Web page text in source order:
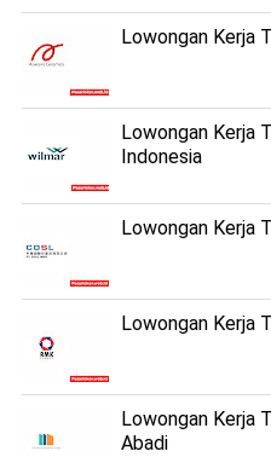
Lowongan Kerja
Lowongan Kerja
Indonesia
Lowongan Kerja
Lowongan Kerja
Lowongan Kerja
Abadi